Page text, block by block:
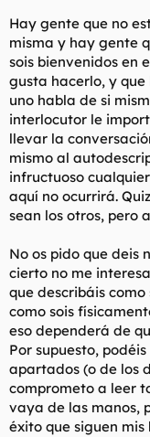
Hay gente que no
misma y hay gente
sois bienvenidos en
gusta hacerlo, y que
uno habla de si
interlocutor le
llevar la
mismo al
infructuoso
aquí no ocurrirá.
sean los otros, pero
No os pido que deis
cierto no me
que describáis
como sois
eso dependerá de
Por supuesto,
apartados (o de los
comprometo a leer
vaya de las manos,
éxito que siguen